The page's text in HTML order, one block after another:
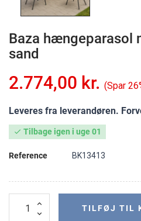
Baza hængeparasol
sand
2.774,00 kr. Spar
Leveres fra leverandøren.
 Tilbage igen i uge 01
Reference BK13413
TILFØJ TIL